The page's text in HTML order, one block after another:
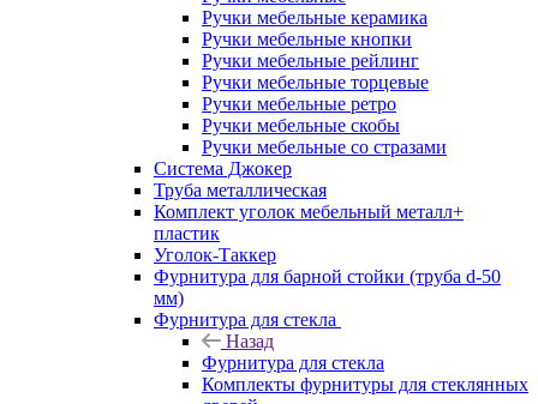
Ручки мебельные керамика
Ручки мебельные кнопки
Ручки мебельные рейлинг
Ручки мебельные торцевые
Ручки мебельные ретро
Ручки мебельные скобы
Ручки мебельные со стразами
Система Джокер
Труба металлическая
Комплект уголок мебельный металл+
пластик
Уголок-Таккер
Фурнитура для барной стойки (труба d-50
мм)
Фурнитура для стекла
Назад
Фурнитура для стекла
Комплекты фурнитуры для стеклянных